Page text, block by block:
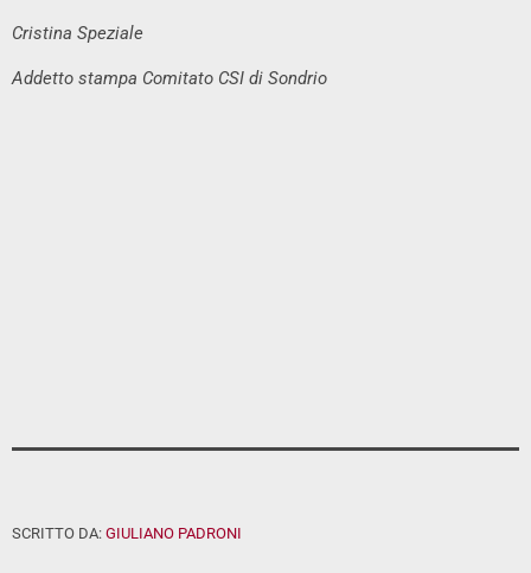
Cristina Speziale
Addetto stampa Comitato CSI di Sondrio
SCRITTO DA: GIULIANO PADRONI